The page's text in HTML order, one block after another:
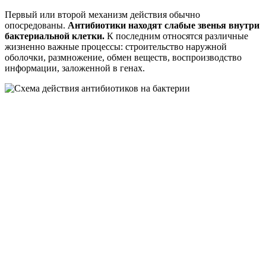
Первый или второй механизм действия обычно
опосредованы. Антибиотики находят слабые звенья внутри
бактериальной клетки. К последним относятся различные
жизненно важные процессы: строительство наружной
оболочки, размножение, обмен веществ, воспроизводство
информации, заложенной в генах.